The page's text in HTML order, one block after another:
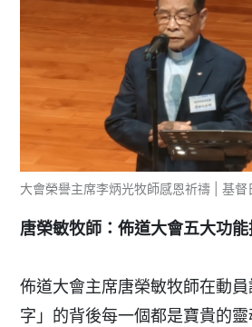
大會榮譽主席李炳光牧師感恩祈禱 | 基督
唐榮敏牧師：佈道大會五大功
佈道大會主席唐榮敏牧師在動
字」的背後每一個都是寶貴的